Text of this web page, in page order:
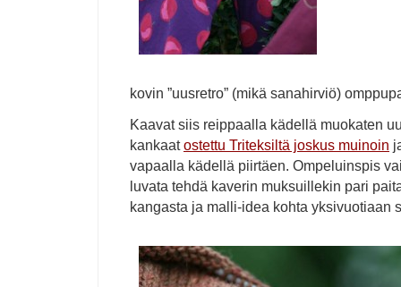
kovin ”uusretro” (mikä sanahirviö)
Kaavat siis reippaalla kädellä muokaten
kankaatostettu Triteksiltä joskus muinoin
vapaalla kädellä piirtäen. Ompeluinspis
luvata tehdä kaverin muksuillekin pari
kangasta ja malli-idea kohta